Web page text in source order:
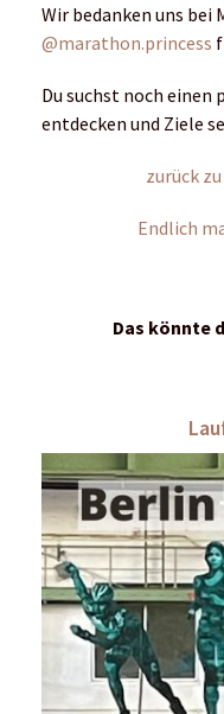
Wir bedanken uns bei
@marathon.princess
Du suchst noch einen
entdecken und Ziele
zurück
Endlich
Das könnte